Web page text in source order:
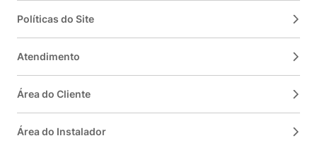
Políticas do Site
Atendimento
Área do Cliente
Área do Instalador